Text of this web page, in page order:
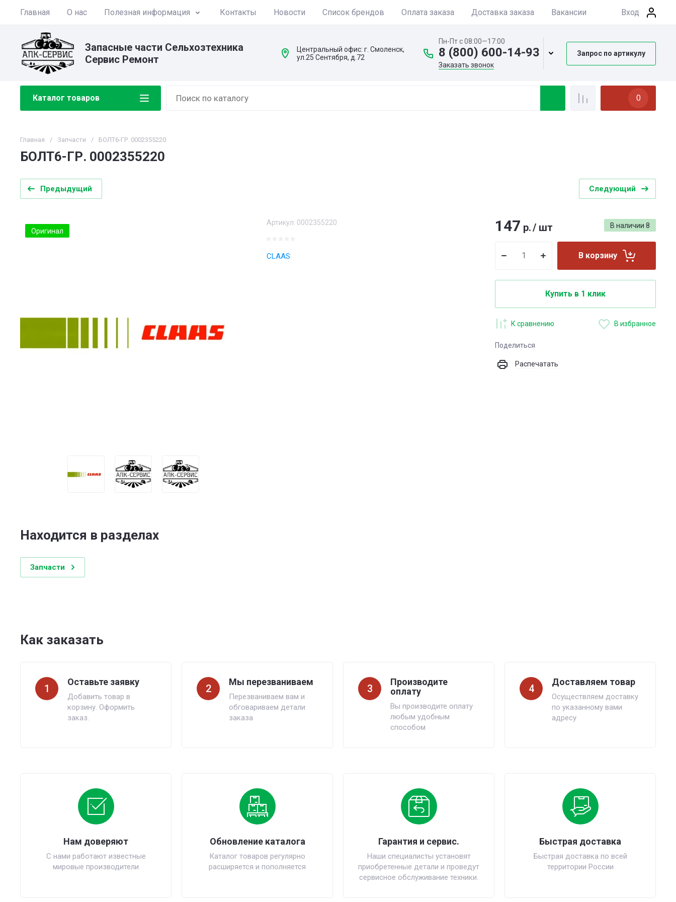
Главная О нас Полезная информация Контакты Новости Список брендов Оплата заказа Доставка заказа Вакансии Вход
Запасные части Сельхозтехника
Сервис Ремонт
Центральный офис: г. Смоленск,
ул.25 Сентября, д.72
Пн-Пт с 08:00—17:00
8 (800) 600-14-93
Заказать звонок
Запрос по артикулу
Каталог товаров 0
Главная / Запчасти / БОЛТ6-ГР. 0002355220
БОЛТ6-ГР. 0002355220
Предыдущий Следующий
Оригинал
Артикул: 0002355220
CLAAS
В наличии 8
147 р./ шт
В корзину
Купить в 1 клик
К сравнению В избранное
Поделиться
Распечатать
Находится в разделах
Запчасти
Как заказать
1
Оставьте заявку
Добавить товар в
корзину. Оформить
заказ.
2
Мы перезваниваем
Перезваниваем вам и
обговариваем детали
заказа
3
Производите
оплату
Вы производите оплату
любым удобным
способом
4
Доставляем товар
Осуществляем доставку
по указанному вами
адресу
Нам доверяют
С нами работают известные
мировые производители
Обновление каталога
Каталог товаров регулярно
расширяется и пополняется
Гарантия и сервис.
Наши специалисты установят
приобретенные детали и проведут
сервисное обслуживание техники.
Быстрая доставка
Быстрая доставка по всей
территории России